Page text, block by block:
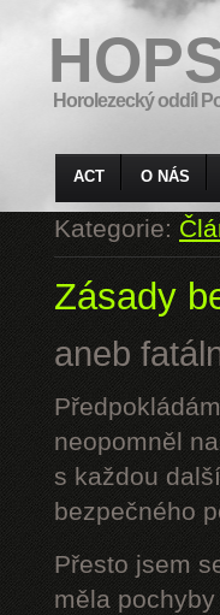
Horolezecký oddíl
ACT O NÁS
Kategorie:
Zásady
aneb
neopomněl
s každou
bezpečného
Přesto jsem
měla